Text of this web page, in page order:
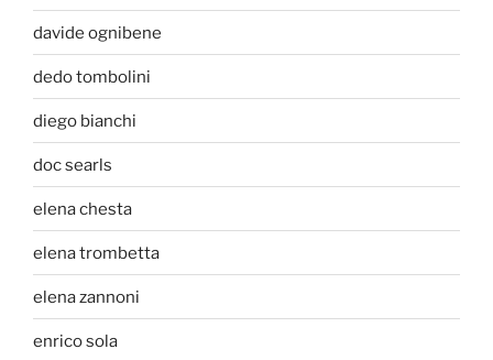
davide ognibene
dedo tombolini
diego bianchi
doc searls
elena chesta
elena trombetta
elena zannoni
enrico sola